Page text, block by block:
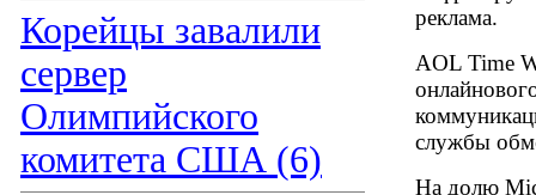
Корейцы завалили
сервер
Олимпийского
комитета США (6)
реклама.
AOL Time
службы
На долю